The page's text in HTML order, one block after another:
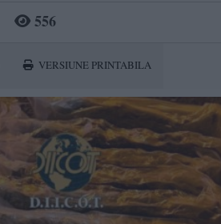
556
VERSIUNE PRINTABILA